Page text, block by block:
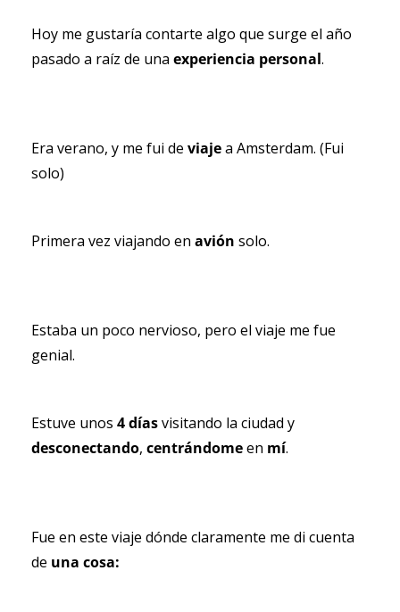
Hoy me gustaría contarte algo que surge el año
pasado a raíz de una experiencia personal.
Era verano, y me fui de viaje a Amsterdam. (Fui
solo)
Primera vez viajando en avión solo.
Estaba un poco nervioso, pero el viaje me fue
genial.
Estuve unos 4 días
desconectando, centrándome en mí.
Fue en este viaje dónde claramente me di cuenta
de una cosa: